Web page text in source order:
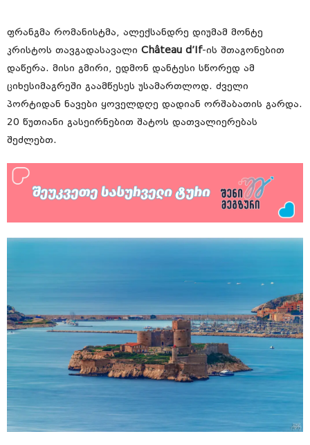
ფრანგმა რომანისტმა, ალექსანდრე დიუმამ მონტე
კრისტოს თავგადასავალი Château d’If-ის შთაგონებით
დაწერა. მისი გმირი, ედმონ დანტესი სწორედ ამ
ციხესიმაგრეში გაამწესეს უსამართლოდ. ძველი
პორტიდან ნავები ყოველდღე დადიან ორშაბათის გარდა.
20 წუთიანი გასეირნებით შატოს დათვალიერებას
შეძლებთ.